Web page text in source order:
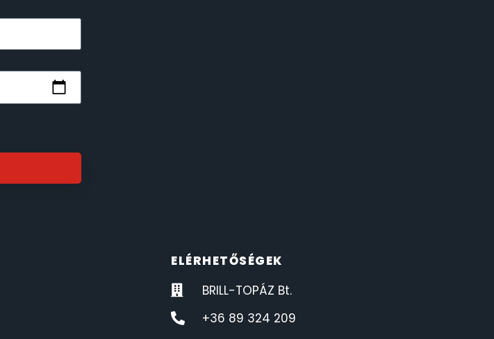
ELÉRHETŐSÉGEK
BRILL-TOPÁZ Bt.
+36 89 324 209